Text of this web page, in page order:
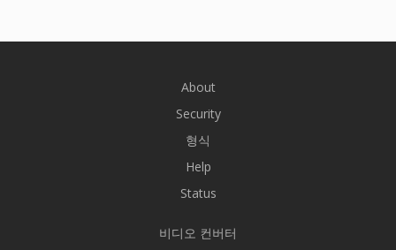
About
Security
형식
Help
Status
비디오 컨버터